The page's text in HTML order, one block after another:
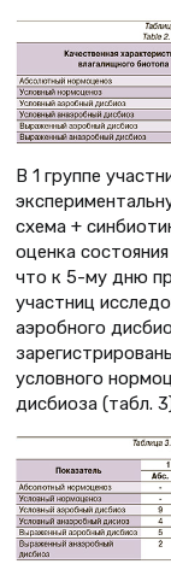
В 1 группе
схема +
оценка
что к 5-му дню
участниц
аэробного
условного
дисбиоза (табл.